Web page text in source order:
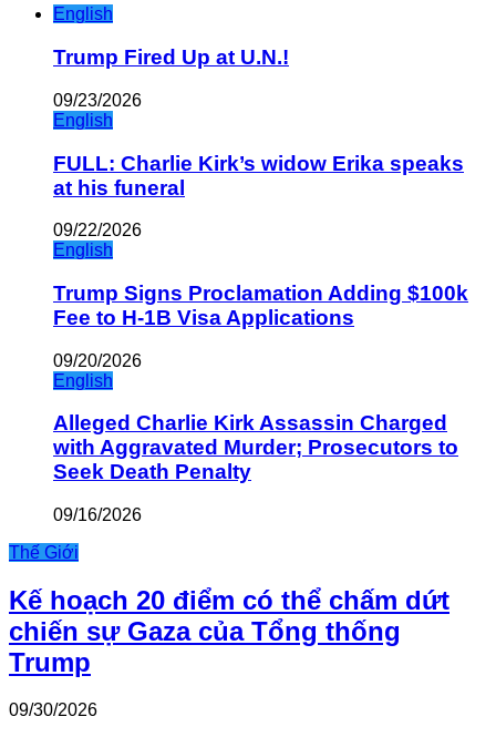
English
Trump Fired Up at U.N.!
09/23/2026
English
FULL: Charlie Kirk’s widow Erika speaks
at his funeral
09/22/2026
English
Trump Signs Proclamation Adding $100k
Fee to H-1B Visa Applications
09/20/2026
English
Alleged Charlie Kirk Assassin Charged
with Aggravated Murder; Prosecutors to
Seek Death Penalty
09/16/2026
Thế Giới
Kế hoạch 20 điểm có thể chấm dứt
chiến sự Gaza của Tổng thống
Trump
09/30/2026